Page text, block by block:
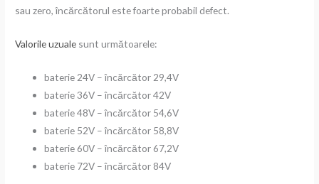
sau zero, încărcătorul este foarte probabil defect.
Valorile uzuale sunt următoarele:
baterie 24V – încărcător 29,4V
baterie 36V – încărcător 42V
baterie 48V – încărcător 54,6V
baterie 52V – încărcător 58,8V
baterie 60V – încărcător 67,2V
baterie 72V – încărcător 84V